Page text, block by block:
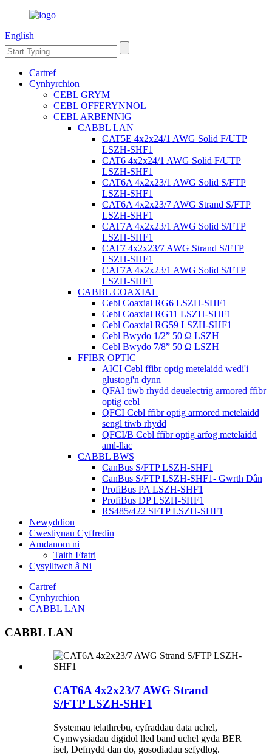
English
Cartref
Cynhyrchion
CEBL GRYM
CEBL OFFERYNNOL
CEBL ARBENNIG
CABBL LAN
CAT5E 4x2x24/1 AWG Solid F/UTP
LSZH-SHF1
CAT6 4x2x24/1 AWG Solid F/UTP
LSZH-SHF1
CAT6A 4x2x23/1 AWG Solid S/FTP
LSZH-SHF1
CAT6A 4x2x23/7 AWG Strand S/FTP
LSZH-SHF1
CAT7A 4x2x23/1 AWG Solid S/FTP
LSZH-SHF1
CAT7 4x2x23/7 AWG Strand S/FTP
LSZH-SHF1
CAT7A 4x2x23/1 AWG Solid S/FTP
LSZH-SHF1
CABBL COAXIAL
Cebl Coaxial RG6 LSZH-SHF1
Cebl Coaxial RG11 LSZH-SHF1
Cebl Coaxial RG59 LSZH-SHF1
Cebl Bwydo 1/2” 50 Ω LSZH
Cebl Bwydo 7/8” 50 Ω LSZH
FFIBR OPTIC
AICI Cebl ffibr optig metelaidd wedi'i
glustogi'n dynn
QFAI tiwb rhydd deuelectrig armored ffibr
optig cebl
QFCI Cebl ffibr optig armored metelaidd
sengl tiwb rhydd
QFCI/B Cebl ffibr optig arfog metelaidd
aml-llac
CABBL BWS
CanBus S/FTP LSZH-SHF1
CanBus S/FTP LSZH-SHF1- Gwrth Dân
ProfiBus PA LSZH-SHF1
ProfiBus DP LSZH-SHF1
RS485/422 SFTP LSZH-SHF1
Newyddion
Cwestiynau Cyffredin
Amdanom ni
Taith Ffatri
Cysylltwch â Ni
Cartref
Cynhyrchion
CABBL LAN
CABBL LAN
CAT6A 4x2x23/7 AWG Strand
S/FTP LSZH-SHF1
Systemau telathrebu, cyfraddau data uchel,
Cymwysiadau digidol lled band uchel gyda BER
isel, Defnydd dan do, gosodiadau sefydlog.